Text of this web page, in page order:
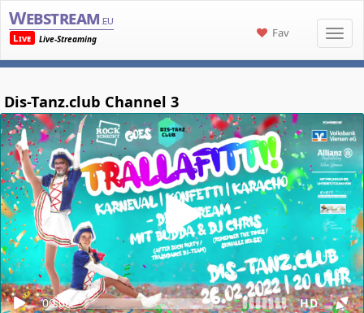
Webstream .eu
Live
Live-Streaming Fav
Dis-Tanz.club Channel 3
00:00 HD